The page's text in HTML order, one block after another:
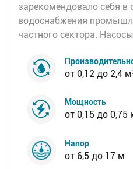
зарекомендовало себя в
водоснабжения
частного сектора.
от 0,12 до 2,4
Мощность
от 0,15 до 0,75
Напор
от 6,5 до 17 м